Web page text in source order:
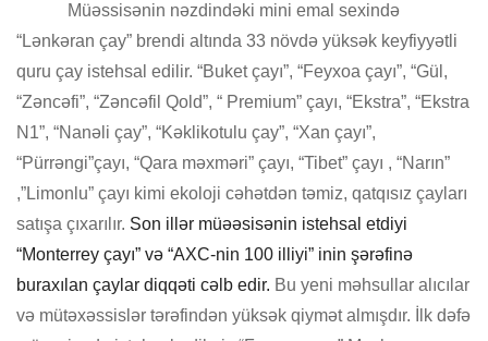
Müəssisənin nəzdindəki mini emal sexində
“Lənkəran çay” brendi altında 33 növdə yüksək keyfiyyətli
quru çay istehsal edilir. “Buket çayı”, “Feyxoa çayı”, “Gül,
“Zəncəfi”, “Zəncəfil Qold”, “ Premium” çayı, “Ekstra”, “Ekstra
N1”, “Nanəli çay”, “Kəklikotulu çay”, “Xan çayı”,
“Pürrəngi”çayı, “Qara məxməri” çayı, “Tibet” çayı , “Narın”
,”Limonlu” çayı kimi ekoloji cəhətdən təmiz, qatqısız çayları
satışa çıxarılır. Son illər müəəsisənin istehsal etdiyi
“Monterrey çayı” və “AXC-nin 100 illiyi” inin şərəfinə
buraxılan çaylar diqqəti cəlb edir. Bu yeni məhsullar alıcılar
və mütəxəssislər tərəfindən yüksək qiymət almışdır. İlk dəfə